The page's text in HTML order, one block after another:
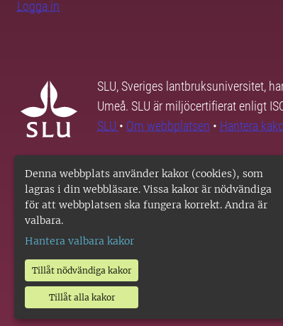
Denna webbplats använder kakor (cookies), som
lagras i din webbläsare. Vissa kakor är nödvändiga
för att webbplatsen ska fungera korrekt. Andra är
valbara.
Hantera valbara kakor
Tillåt nödvändiga kakor
Tillåt alla kakor
Logga in
SLU, Sveriges lantbruksuniversitet,
Umeå. SLU är miljöcertifierat enligt
SLU • Om webbplatsen • Hantera